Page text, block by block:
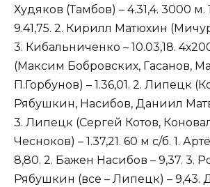
Худяков (Тамбов) – 4.31,4. 3000 м.
9.41,75. 2. Кирилл Матюхин
3. Кибальниченко – 10.03,18.
(Максим Бобровских, Гасанов,
П.Горбунов) – 1.36,01. 2. Липецк
Рябушкин, Насибов, Даниил
3. Липецк (Сергей Котов,
Чесноков) – 1.37,21. 60 м с/б. 1.
8,80. 2. Бажен Насибов – 9,37. 3.
Рябушкин (все – Липецк) – 9,43.